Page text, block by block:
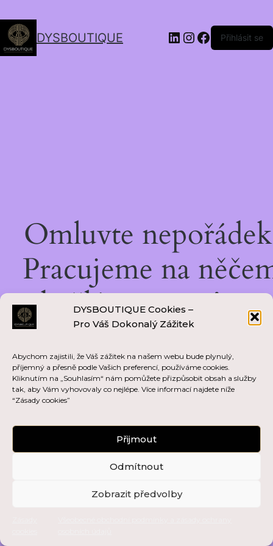
DYSBOUTIQUE Cookies –
Pro Váš Dokonalý Zážitek
Abychom zajistili, že Váš zážitek na našem webu bude plynulý,
příjemný a přesně podle Vašich preferencí, používáme cookies.
Kliknutím na „Souhlasím“ nám pomůžete přizpůsobit obsah a služby
tak, aby Vám vyhovovaly co nejlépe. Více informací najdete níže
“Zásady cookies”
Přijmout
Odmítnout
Zobrazit předvolby
DYSBOUTIQUE Přihlásit se
Omluvte
Pracujeme na
skvělém — vraťte se
brzy zpět!